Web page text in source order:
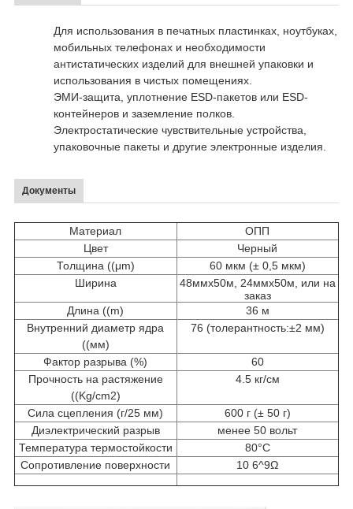
Для использования в печатных пластинках, ноутбуках,
мобильных телефонах и необходимости
антистатических изделий для внешней упаковки и
использования в чистых помещениях.
ЭМИ-защита, уплотнение ESD-пакетов или ESD-
контейнеров и заземление полков.
Электростатические чувствительные устройства,
упаковочные пакеты и другие электронные изделия.
Документы
Материал
ОПП
Цвет
Черный
Толщина ((μm)
60 мкм (± 0,5 мкм)
Ширина
48ммх50м, 24ммх50м, или на
заказ
Длина ((m)
36 м
Внутренний диаметр ядра
((мм)
76 (толерантность:±2 мм)
Фактор разрыва (%)
60
Прочность на растяжение
((Kg/cm2)
4.5 кг/см
Сила сцепления (г/25 мм)
600 г (± 50 г)
Диэлектрический разрыв
менее 50 вольт
Температура термостойкости
80°C
Сопротивление поверхности
10 6^9Ω